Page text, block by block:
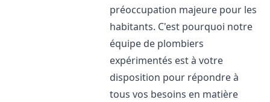
préoccupation majeure pour les
habitants. C'est pourquoi notre
équipe de plombiers
expérimentés est à votre
disposition pour répondre à
tous vos besoins en matière